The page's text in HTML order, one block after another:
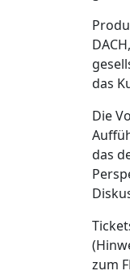
das
Die
das
zum